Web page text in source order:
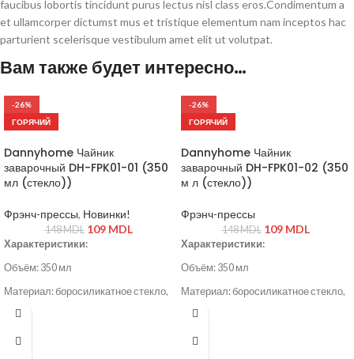
faucibus lobortis tincidunt purus lectus nisl class eros.Condimentum a
et ullamcorper dictumst mus et tristique elementum nam inceptos hac
parturient scelerisque vestibulum amet elit ut volutpat.
Вам также будет интересно…
-26%
ГОРЯЧИЙ
Dannyhome Чайник
заварочный DH-FPK01-01 (350
мл (стекло))
Фрэнч-прессы, Новинки!
148MDL 109 MDL
Характеристики:
Объём: 350 мл
Материал: боросиликатное стекло,
пластик, нержавеющая сталь
-26%
ГОРЯЧИЙ
Dannyhome Чайник
заварочный DH-FPK01-02 (350
м л (стекло))
Фрэнч-прессы
148MDL 109 MDL
Характеристики:
Объём: 350 мл
Материал: боросиликатное стекло,
пластик, нержавеющая сталь